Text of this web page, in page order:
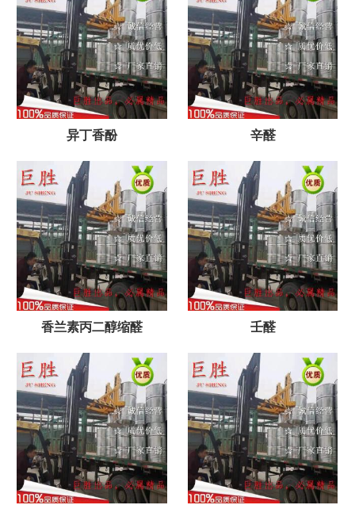
异丁香酚 辛醛
香兰素丙二醇缩醛 壬醛